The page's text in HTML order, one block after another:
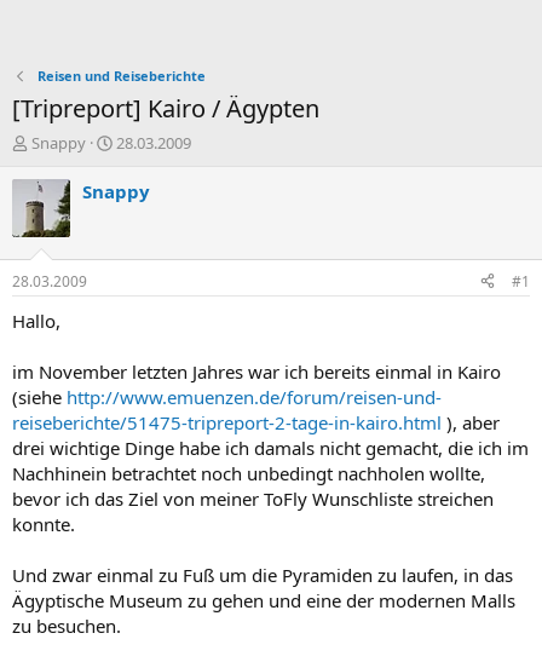
Reisen und Reiseberichte
[Tripreport] Kairo / Ägypten
E
s
t
e
e
r
Snappy
E
s
t
t
28.03.2009
Snappy
28.03.2009 #1
Hallo,
im November letzten Jahres war ich bereits einmal in Kairo
(siehe http://www.emuenzen.de/forum/reisen-und-
reiseberichte/51475-tripreport-2-tage-in-kairo.html ), aber
drei wichtige Dinge habe ich damals nicht gemacht, die ich im
Nachhinein betrachtet noch unbedingt nachholen wollte,
bevor ich das Ziel von meiner ToFly Wunschliste streichen
konnte.
Und zwar einmal zu Fuß um die Pyramiden zu laufen, in das
Ägyptische Museum zu gehen und eine der modernen Malls
zu besuchen.